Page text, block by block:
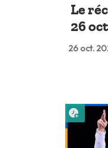
Le
26
26 oct.
Lire